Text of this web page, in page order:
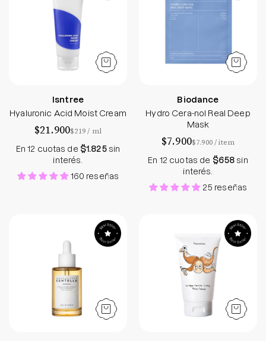
Isntree
Hyaluronic Acid Moist Cream
$21.900$219/ por
ml
En 12 cuotas de $1.825sin
interés.
160 reseñas
Biodance
Hydro Cera-nol Real Deep
Mask
$7.900$7.900/por
item
En 12 cuotas de $658sin
interés.
25 reseñas
Madagascar Centella Ampoule Collagen